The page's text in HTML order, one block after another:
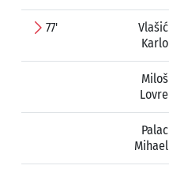
77'
Vlašić
Karlo
Miloš
Lovre
Palac
Mihael